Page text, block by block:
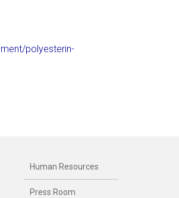
polyesterin-
Human Resources
Press Room